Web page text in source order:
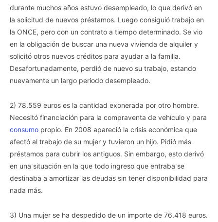
durante muchos años estuvo desempleado, lo que derivó en
la solicitud de nuevos préstamos. Luego consiguió trabajo en
la ONCE, pero con un contrato a tiempo determinado. Se vio
en la obligación de buscar una nueva vivienda de alquiler y
solicitó otros nuevos créditos para ayudar a la familia.
Desafortunadamente, perdió de nuevo su trabajo, estando
nuevamente un largo periodo desempleado.
2) 78.559 euros es la cantidad exonerada por otro hombre.
Necesitó financiación para la compraventa de vehículo y para
consumo propio. En 2008 apareció la crisis económica que
afectó al trabajo de su mujer y tuvieron un hijo. Pidió más
préstamos para cubrir los antiguos. Sin embargo, esto derivó
en una situación en la que todo ingreso que entraba se
destinaba a amortizar las deudas sin tener disponibilidad para
nada más.
3) Una mujer se ha despedido de un importe de 76.418 euros.